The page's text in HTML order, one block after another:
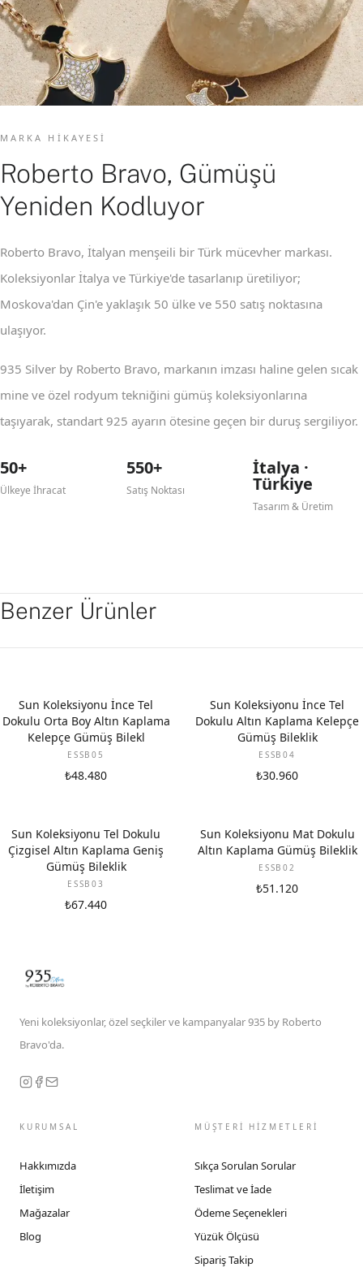
MARKA HIKAYESI
Roberto Bravo, Gümüşü
Yeniden Kodluyor
Roberto Bravo, İtalyan menşeili bir Türk mücevher markası.
Koleksiyonlar İtalya ve Türkiye'de tasarlanıp üretiliyor;
Moskova'dan Çin'e yaklaşık 50 ülke ve 550 satış noktasına
ulaşıyor.
935 Silver by Roberto Bravo, markanın imzası haline gelen sıcak
mine ve özel rodyum tekniğini gümüş koleksiyonlarına
taşıyarak, standart 925 ayarın ötesine geçen bir duruş sergiliyor.
50+
Ülkeye İhracat
550+
Satış Noktası
İtalya ·
Türkiye
Tasarım & Üretim
Benzer Ürünler
Sun Koleksiyonu İnce Tel
Dokulu Orta Boy Altın Kaplama
Kelepçe Gümüş Bilekl
ESSB05
₺48.480
Sun Koleksiyonu İnce Tel
Dokulu Altın Kaplama Kelepçe
Gümüş Bileklik
ESSB04
₺30.960
Sun Koleksiyonu Tel Dokulu
Çizgisel Altın Kaplama Geniş
Gümüş Bileklik
ESSB03
₺67.440
Sun Koleksiyonu Mat Dokulu
Altın Kaplama Gümüş Bileklik
ESSB02
₺51.120
Yeni koleksiyonlar, özel seçkiler ve kampanyalar 935 by Roberto
Bravo'da.
KURUMSAL
Hakkımızda
İletişim
Mağazalar
Blog
MÜŞTERİ HİZMETLERİ
Sıkça Sorulan Sorular
Teslimat ve İade
Ödeme Seçenekleri
Yüzük Ölçüsü
Sipariş Takip